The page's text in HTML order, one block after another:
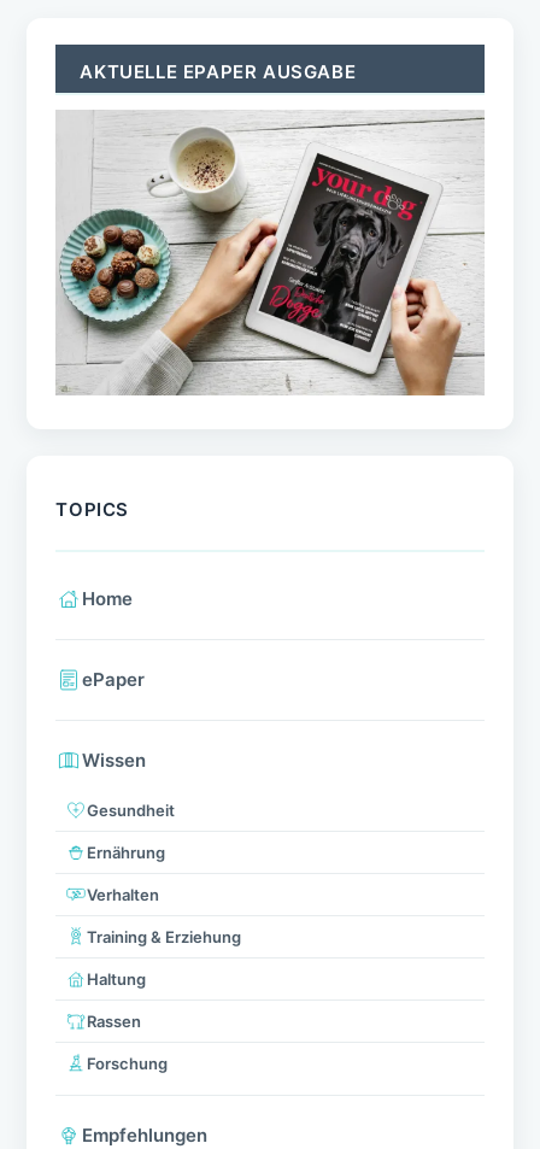
AKTUELLE EPAPER AUSGABE
TOPICS
Home
ePaper
Wissen
Gesundheit
Ernährung
Verhalten
Training & Erziehung
Haltung
Rassen
Forschung
Empfehlungen